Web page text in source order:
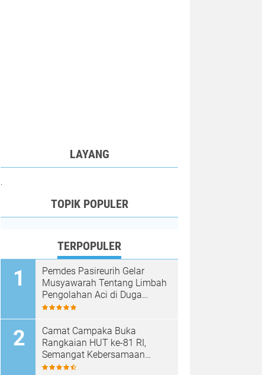
LAYANG
TOPIK POPULER
TERPOPULER
Pemdes Pasireurih Gelar
Musyawarah Tentang Limbah
Pengolahan Aci di Duga
Cemari Sungai Cisata
Sementara
Camat Campaka Buka
Rangkaian HUT ke-81 RI,
Semangat Kebersamaan
Warnai Senam Massal dan